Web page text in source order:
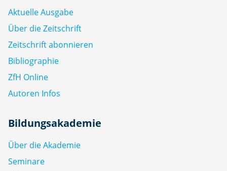
Aktuelle Ausgabe
Über die Zeitschrift
Zeitschrift abonnieren
Bibliographie
ZfH Online
Autoren Infos
Bildungsakademie
Über die Akademie
Seminare